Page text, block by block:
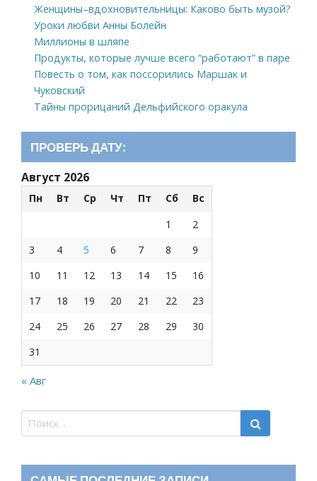
Женщины–вдохновительницы: Каково быть музой?
Уроки любви Анны Болейн
Миллионы в шляпе
Продукты, которые лучше всего “работают” в паре
Повесть о том, как поссорились Маршак и
Чуковский
Тайны прорицаний Дельфийского оракула
ПРОВЕРЬ ДАТУ:
Август 2026
Пн Вт Ср Чт Пт Сб
Вс
1
2
3
4 5 6 7 8
9
10
11 12 13 14 15
16
17
18 19 20 21 22
23
24
25 26 27 28 29
30
31
« Авг